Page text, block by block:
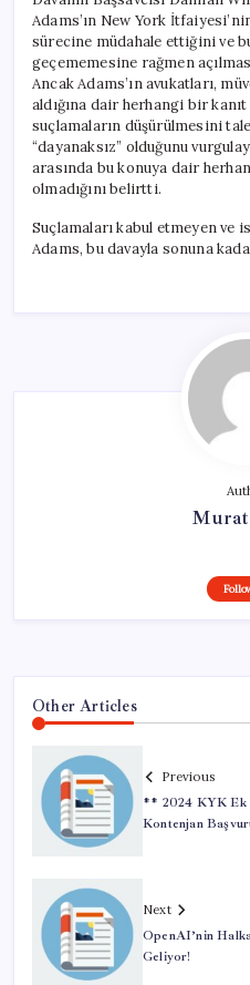
Adams’ın New York
sürecine müdahale ettiğini ve
geçememesine rağmen
Ancak Adams’ın avukatları,
aldığına dair herhangi bir kanıt
suçlamaların düşürülmesini
“dayanaksız” olduğunu
arasında bu konuya dair
olmadığını belirtti.
Suçlamaları kabul etmeyen ve
Adams, bu davayla sonuna
Murat
Other Articles
Previous
** 2024 KYK Ek
Kontenjan
Next
OpenAI’nin
Geliyor!